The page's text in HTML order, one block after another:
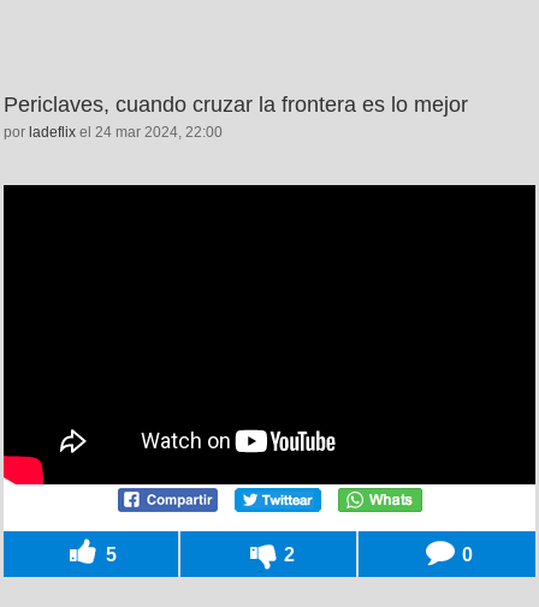
Periclaves, cuando cruzar la frontera es lo mejor
por ladeflix el 24 mar 2024, 22:00
5 2 0